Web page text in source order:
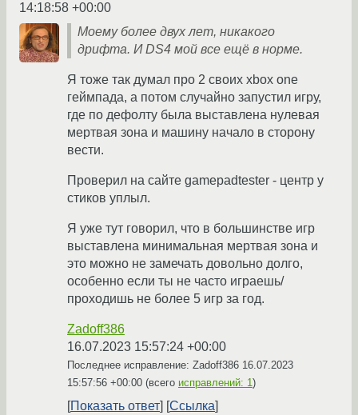
14:18:58 +00:00
Моему более двух лет, никакого
дрифта. И DS4 мой все ещё в норме.
Я тоже так думал про 2 своих xbox one
геймпада, а потом случайно запустил игру,
где по дефолту была выставлена нулевая
мертвая зона и машину начало в сторону
вести.
Проверил на сайте gamepadtester - центр у
стиков уплыл.
Я уже тут говорил, что в большинстве игр
выставлена минимальная мертвая зона и
это можно не замечать довольно долго,
особенно если ты не часто играешь/
проходишь не более 5 игр за год.
Zadoff386
16.07.2023 15:57:24 +00:00
Последнее исправление: Zadoff386 16.07.2023
15:57:56 +00:00 (всего исправлений: 1)
Показать ответ Ссылка